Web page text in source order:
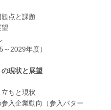
点と課題
2029年度）
現状と展望
ちと現状
入企業動向（参入パター